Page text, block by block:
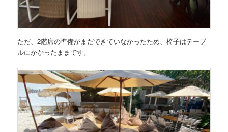
ただ、2階席の準備がまだできていなかったため、椅子はテーブ
ルにかかったままです。